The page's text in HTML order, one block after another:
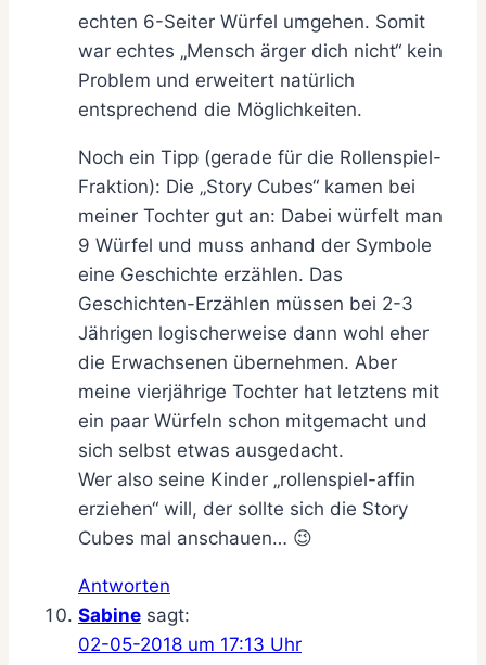
echten 6-Seiter Würfel umgehen. Somit
war echtes „Mensch ärger dich nicht“ kein
Problem und erweitert natürlich
entsprechend die Möglichkeiten.
Noch ein Tipp (gerade für die Rollenspiel-
Fraktion): Die „Story Cubes“ kamen bei
meiner Tochter gut an: Dabei würfelt man
9 Würfel und muss anhand der Symbole
eine Geschichte erzählen. Das
Geschichten-Erzählen müssen bei 2-3
Jährigen logischerweise dann wohl eher
die Erwachsenen übernehmen. Aber
meine vierjährige Tochter hat letztens mit
ein paar Würfeln schon mitgemacht und
sich selbst etwas ausgedacht.
Wer also seine Kinder „rollenspiel-affin
erziehen“ will, der sollte sich die Story
Cubes mal anschauen… 😉
Antworten
Sabine sagt:
02-05-2018 um 17:13 Uhr